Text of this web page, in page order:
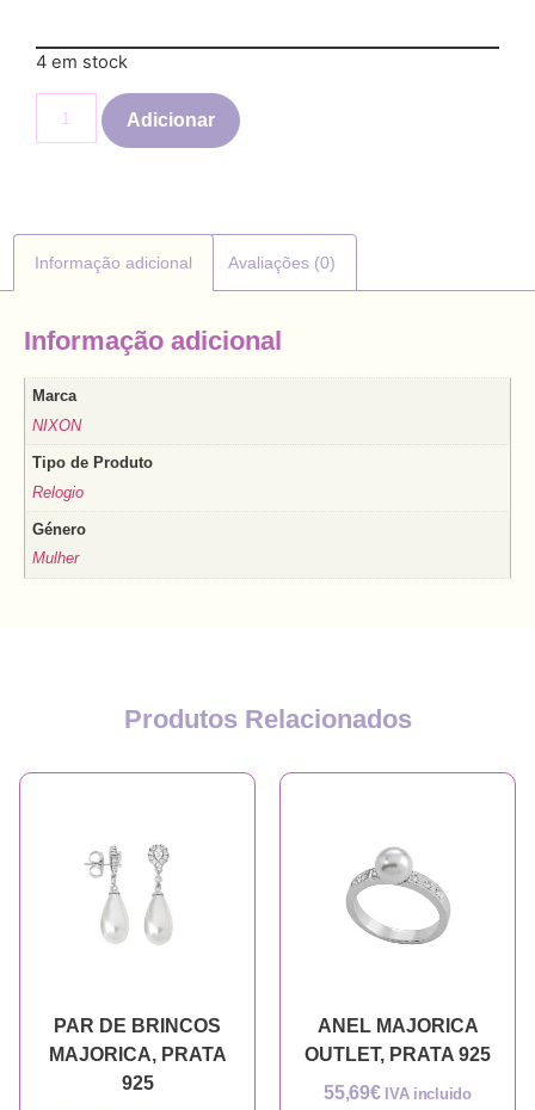
4 em stock
Adicionar
Informação adicional Avaliações (0)
Informação adicional
Marca
NIXON
Tipo de Produto
Relogio
Género
Mulher
Produtos Relacionados
PAR DE BRINCOS
MAJORICA, PRATA
925
ANEL MAJORICA
OUTLET, PRATA 925
55,69€ IVA incluido